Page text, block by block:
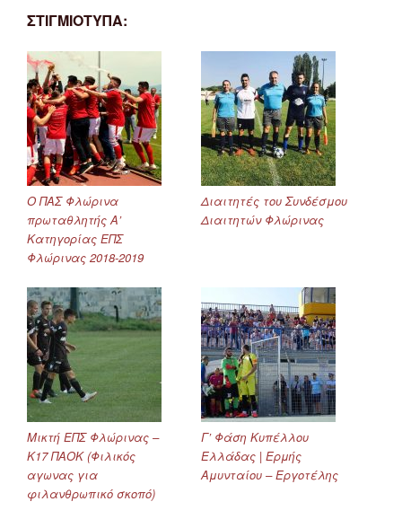
ΣΤΙΓΜΙΟΤΥΠΑ:
Ο ΠΑΣ Φλώρινα
πρωταθλητής Α’
Κατηγορίας ΕΠΣ
Φλώρινας 2018-2019
Διαιτητές του Συνδέσμου
Διαιτητών Φλώρινας
Μικτή ΕΠΣ Φλώρινας –
Κ17 ΠΑΟΚ (Φιλικός
αγωνας για
φιλανθρωπικό σκοπό)
Γ’ Φάση Κυπέλλου
Ελλάδας | Ερμής
Αμυνταίου – Εργοτέλης